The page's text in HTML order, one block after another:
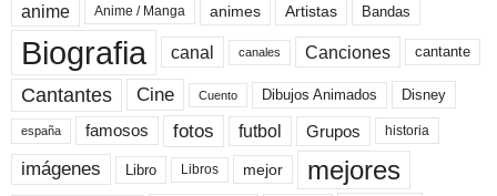
anime Anime / Manga animes Artistas Bandas
Biografia canal canales Canciones cantante
Cantantes Cine Cuento Dibujos Animados Disney
españa famosos fotos futbol Grupos historia
imágenes Libro Libros mejor mejores